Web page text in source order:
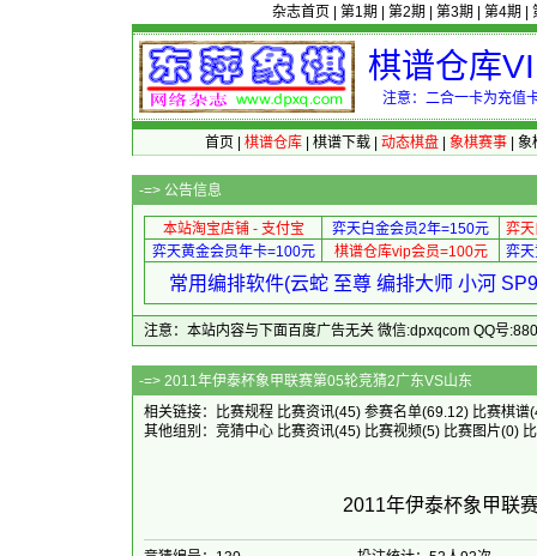
杂志首页 第1期 第2期 第3期 第4期
棋谱仓库
注意：二合一卡为充值
首页 棋谱仓库| 棋谱下载| 动态棋盘| 象棋赛事| 象
-=> 公告信息
本站淘宝店铺 - 支付宝 弈天白金会员2年=150元
弈
弈天黄金会员年卡=100元
棋谱仓库vip会员=100元 弈
常用编排软件(云蛇 至尊 编排大师 小河
注意：本站内容与下面百度广告无关 微信:dpxqcom QQ号
-=> 2011年伊泰杯象甲联赛
相关链接：
比赛规程 比赛资讯(45) 参赛名单(69.12) 比赛棋谱
其他组别： 竞猜中心 比赛资讯(45) 比赛视频(5) 比赛图片(0)
2011年伊泰杯象甲联